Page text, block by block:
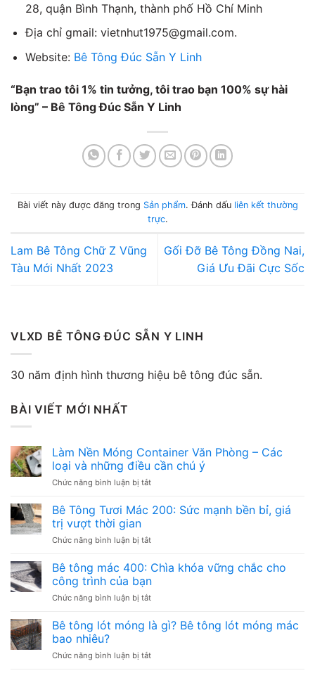
28, quận Bình Thạnh, thành phố Hồ Chí Minh
Địa chỉ gmail: vietnhut1975@gmail.com.
Website:Bê Tông Đúc Sẵn Y Linh
“Bạn trao tôi 1% tin tưởng, tôi trao bạn 100% sự hài
lòng” – Bê Tông Đúc Sẵn Y Linh
Bài viết này được đăng trong Sản phẩm. Đánh dấu liên kết thường
trực.
Lam Bê Tông Chữ Z Vũng
Tàu Mới Nhất 2023
Gối Đỡ Bê Tông Đồng Nai,
Giá Ưu Đãi Cực Sốc
VLXD BÊ TÔNG ĐÚC SẴN Y LINH
30 năm định hình thương hiệu bê tông đúc sẵn.
BÀI VIẾT MỚI NHẤT
Làm Nền Móng Container Văn Phòng – Các
loại và những điều cần chú ý
Chức năng bình luận bị tắtở
Nền
Văn
–
Các
và
điều
ý
Bê Tông Tươi Mác 200: Sức mạnh bền bỉ, giá
trị vượt thời gian
Chức năng bình luận bị tắtở
Tông
Tươi
Mác
200:
mạnh
bền
giá
Bê tông mác 400: Chìa khóa vững chắc cho
công trình của bạn
Chức năng bình luận bị tắtở
tông
mác
Chìa
Bê tông lót móng là gì? Bê tông lót móng mác
bao nhiêu?
Chức năng bình luận bị tắtở